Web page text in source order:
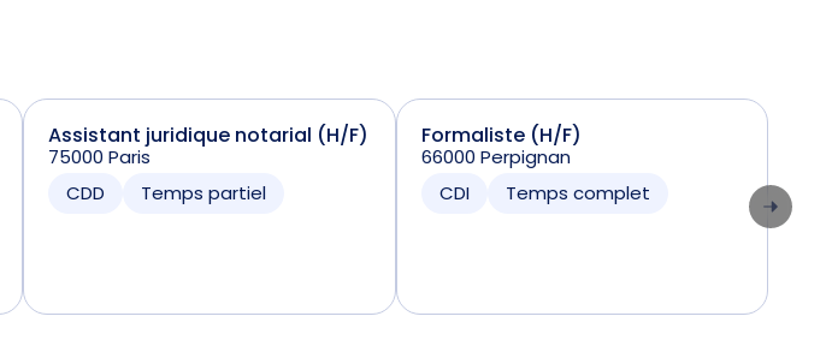
Assistant juridique notarial (H/F)
75000 Paris
CDD
Temps partiel
Formaliste (H/F)
66000 Perpignan
CDI
Temps complet